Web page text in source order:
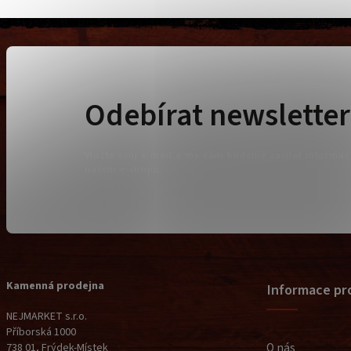
Kamenná prodejna
NEJMARKET s.r.o.
Příborská 1000
738 01, Frýdek-Místek
Informace
Odebírat newsletter